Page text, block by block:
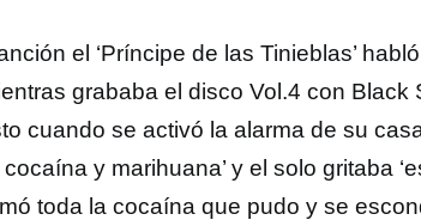
el ‘Príncipe de las Tinieblas’
grababa el disco Vol.4 con Black
cuando se activó la alarma de su
y marihuana’ y el solo gritaba
toda la cocaína que pudo y se